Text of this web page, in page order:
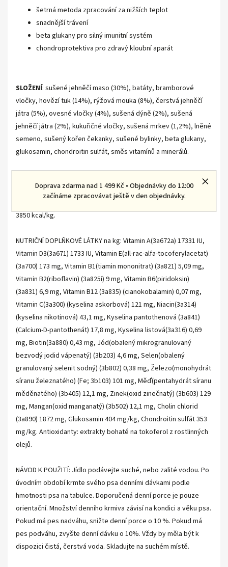
Doprava zdarma nad 1 499 Kč • Objednávky do 12:00
začínáme zpracovávat ještě v den objednávky.
šetrná metoda zpracování za nižších teplot
snadnější trávení
beta glukany pro silný imunitní systém
chondroprotektiva pro zdravý kloubní aparát
SLOŽENÍ: sušené jehněčí maso (30%), batáty, bramborové
vločky, hovězí tuk (14%), rýžová mouka (8%), čerstvá jehněčí
játra (5%), ovesné vločky (4%), sušená dýně (2%), sušená
jehněčí játra (2%), kukuřičné vločky, sušená mrkev (1,2%), lněné
semeno, sušený kořen čekanky, sušené bylinky, beta glukany,
glukosamin, chondroitin sulfát, směs vitamínů a minerálů.
ANALYTICKÉ ZNAKY: Hrubý protein 24%, Hrubý tuk 14%, Hrubá
vláknina 3,2%, Hrubý popel 6,8%, Vápník 1,1%, Fosfor 0,85%,
Sodík 0,15%, Vlhkost max. 10%. Metabolizovatelná energie:
3850 kcal/kg.
NUTRIČNÍ DOPLŇKOVÉ LÁTKY na kg: Vitamin A(3a672a) 17331 IU,
Vitamin D3(3a671) 1733 IU, Vitamin E(all-rac-alfa-tocoferylacetat)
(3a700) 173 mg, Vitamin B1(tiamin mononitrat) (3a821) 5,09 mg,
Vitamin B2(riboflavin) (3a825i) 9 mg, Vitamin B6(piridoksin)
(3a831) 6,9 mg, Vitamin B12 (3a835) (cianokobalamin) 0,07 mg,
Vitamin C(3a300) (kyselina askorbová) 121 mg, Niacin(3a314)
(kyselina nikotinová) 43,1 mg, Kyselina pantothenová (3a841)
(Calcium-D-pantothenát) 17,8 mg, Kyselina listová(3a316) 0,69
mg, Biotin(3a880) 0,43 mg, Jód(obalený mikrogranulovaný
bezvodý jodid vápenatý) (3b203) 4,6 mg, Selen(obalený
granulovaný selenit sodný) (3b802) 0,38 mg, Železo(monohydrát
síranu železnatého) (Fe; 3b103) 101 mg, Měď(pentahydrát síranu
měděnatého) (3b405) 12,1 mg, Zinek(oxid zinečnatý) (3b603) 129
mg, Mangan(oxid manganatý) (3b502) 12,1 mg, Cholin chlorid
(3a890) 1872 mg, Glukosamin 404 mg/kg, Chondroitin sulfát 353
mg/kg. Antioxidanty: extrakty bohaté na tokoferol z rostlinných
olejů.
NÁVOD K POUŽITÍ: Jídlo podávejte suché, nebo zalité vodou. Po
úvodním období krmte svého psa denními dávkami podle
hmotnosti psa na tabulce. Doporučená denní porce je pouze
orientační. Množství denního krmiva závisí na kondici a věku psa.
Pokud má pes nadváhu, snižte denní porce o 10 %. Pokud má
pes podváhu, zvyšte denní dávku o 10%. Vždy by měla být k
dispozici čistá, čerstvá voda. Skladujte na suchém místě.